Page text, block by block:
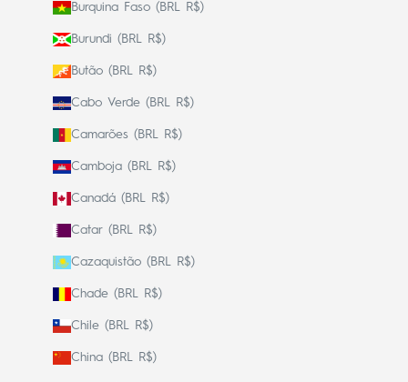
Burquina Faso (BRL R$)
Burundi (BRL R$)
Butão (BRL R$)
Cabo Verde (BRL R$)
Camarões (BRL R$)
Camboja (BRL R$)
Canadá (BRL R$)
Catar (BRL R$)
Cazaquistão (BRL R$)
Chade (BRL R$)
Chile (BRL R$)
China (BRL R$)